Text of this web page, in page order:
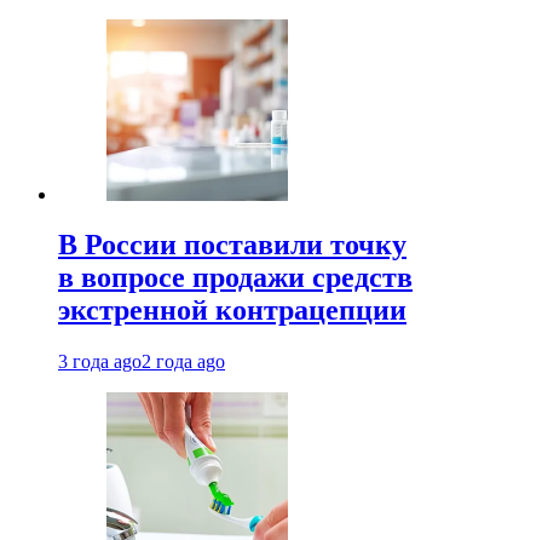
В России поставили точку
в вопросе продажи средств
экстренной контрацепции
3 года ago2 года ago